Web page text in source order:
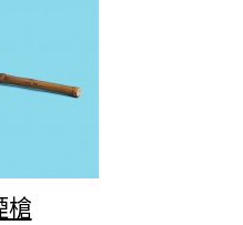
槍